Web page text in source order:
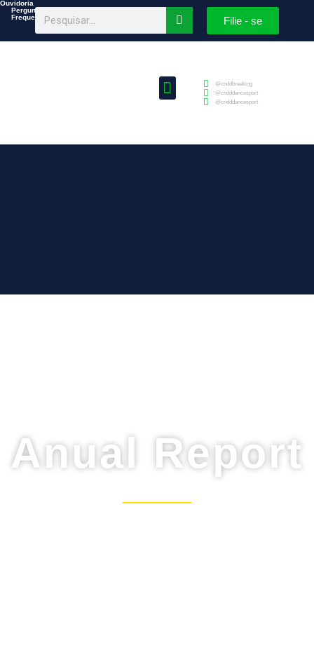
Ouvidoria
Perguntas
Frequentes
Filie - se
@cnddbreaking
@cndddancesport
@cndddancesport
Anual Report